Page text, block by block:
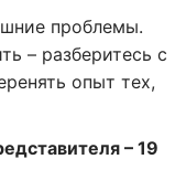
проблемы.
– разберитесь с
опыт тех,
– 19